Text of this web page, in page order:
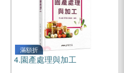
滿額折
4.園產處理與加工